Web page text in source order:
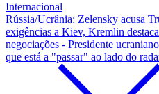
Internacional
Rússia/Ucrânia: Zelensky acusa
exigências a Kiev, Kremlin
negociações - Presidente
que está a "passar" ao lado do